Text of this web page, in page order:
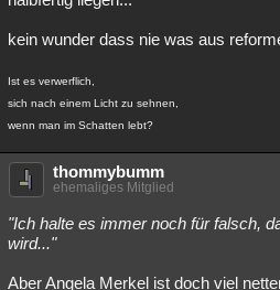
kein wunder dass nie was aus
Ist es verwerflich,
sich nach einem Licht zu sehnen,
wenn man im Schatten lebt?
thommybumm
ehemaliges Mitglied
"Ich halte es immer noch für falsch,
wird..."
Aber Angela Merkel ist doch viel